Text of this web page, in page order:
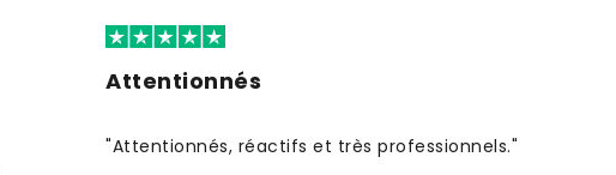
Attentionnés
"Attentionnés, réactifs et très professionnels."